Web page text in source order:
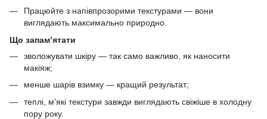
Працюйте з напівпрозорими текстурами — вони
виглядають максимально природно.
Що запам’ятати
зволожувати шкіру — так само важливо, як наносити
макіяж;
менше шарів взимку — кращий результат;
теплі, м’які текстури завжди виглядають свіжіше в холодну
пору року.